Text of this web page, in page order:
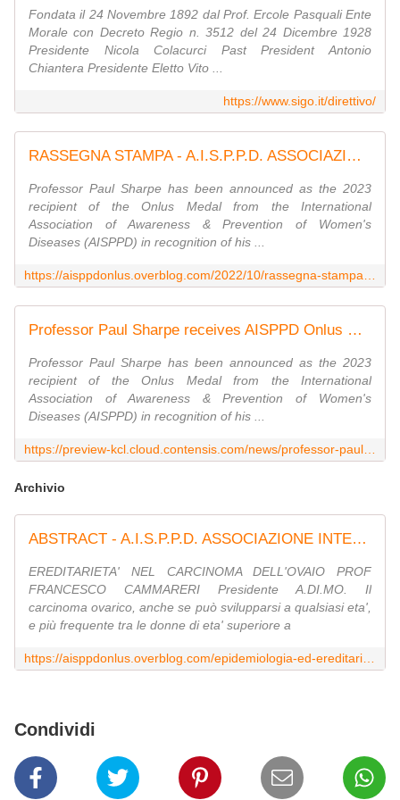
Fondata il 24 Novembre 1892 dal Prof. Ercole Pasquali Ente
Morale con Decreto Regio n. 3512 del 24 Dicembre 1928
Presidente Nicola Colacurci Past President Antonio
Chiantera Presidente Eletto Vito ...
https://www.sigo.it/direttivo/
RASSEGNA STAMPA - A.I.S.P.P.D. ASSOCIAZIONE INTERNAZIONALE DI SENSIBILIZZAZIONE E PREVENZIONE DELLE PATOLOGIE DELLA DONNA
Professor Paul Sharpe has been announced as the 2023
recipient of the Onlus Medal from the International
Association of Awareness & Prevention of Women's
Diseases (AISPPD) in recognition of his ...
https://aisppdonlus.overblog.com/2022/10/rassegna-stampa.html
Professor Paul Sharpe receives AISPPD Onlus Medal
Professor Paul Sharpe has been announced as the 2023
recipient of the Onlus Medal from the International
Association of Awareness & Prevention of Women's
Diseases (AISPPD) in recognition of his ...
https://preview-kcl.cloud.contensis.com/news/professor-paul-sharpe-receives-aisppd-onlus-medal
Archivio
ABSTRACT - A.I.S.P.P.D. ASSOCIAZIONE INTERNAZIONALE DI SENSIBILIZZAZIONE E PREVENZIONE DELLE PATOLOGIE DELLA DONNA
EREDITARIETA' NEL CARCINOMA DELL'OVAIO PROF
FRANCESCO CAMMARERI Presidente A.DI.MO. Il
carcinoma ovarico, anche se può svilupparsi a qualsiasi eta',
e più frequente tra le donne di eta' superiore a
https://aisppdonlus.overblog.com/epidemiologia-ed-ereditarieta%26-039-nel-carcinoma-dell%26-039-ovaio.-prof.-dott.francesco-cammareri-.presidente-a.di.mo-onlus-il-carcinoma-ovar
Condividi